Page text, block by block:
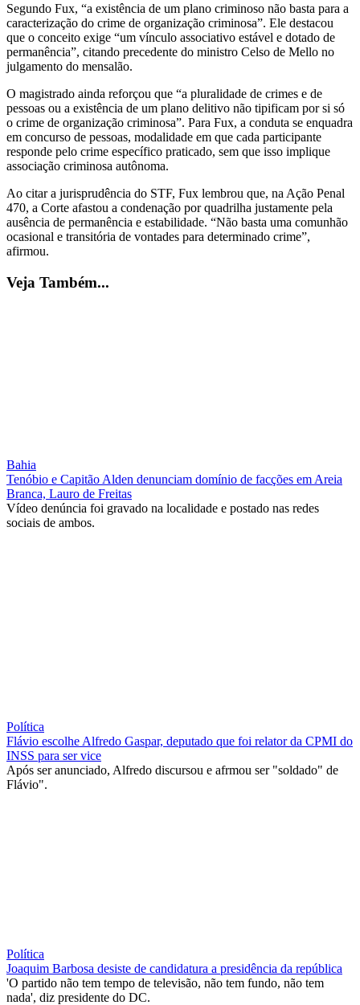
Segundo Fux, “a existência de um plano criminoso não basta para a
caracterização do crime de organização criminosa”. Ele destacou
que o conceito exige “um vínculo associativo estável e dotado de
permanência”, citando precedente do ministro Celso de Mello no
julgamento do mensalão.
O magistrado ainda reforçou que “a pluralidade de crimes e de
pessoas ou a existência de um plano delitivo não tipificam por si só
o crime de organização criminosa”. Para Fux, a conduta se enquadra
em concurso de pessoas, modalidade em que cada participante
responde pelo crime específico praticado, sem que isso implique
associação criminosa autônoma.
Ao citar a jurisprudência do STF, Fux lembrou que, na Ação Penal
470, a Corte afastou a condenação por quadrilha justamente pela
ausência de permanência e estabilidade. “Não basta uma comunhão
ocasional e transitória de vontades para determinado crime”,
afirmou.
Veja Também...
Bahia
Tenóbio e Capitão Alden denunciam domínio de facções em Areia
Branca, Lauro de Freitas
Vídeo denúncia foi gravado na localidade e postado nas redes
sociais de ambos.
Política
Flávio escolhe Alfredo Gaspar, deputado que foi relator da CPMI do
INSS para ser vice
Após ser anunciado, Alfredo discursou e afrmou ser "soldado" de
Flávio".
Política
Joaquim Barbosa desiste de candidatura a presidência da república
'O partido não tem tempo de televisão, não tem fundo, não tem
nada', diz presidente do DC.